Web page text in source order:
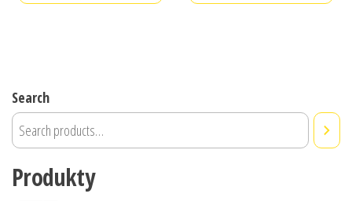
Search
Produkty